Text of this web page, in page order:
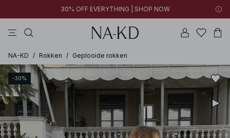
30% OFF EVERYTHING | SHOP NOW
NA-KD / Rokken / Geplooide rokken
-30%